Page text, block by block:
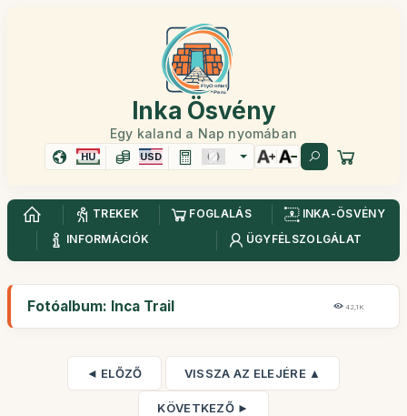
Inka Ösvény
Egy kaland a Nap nyomában
HU USD
TREKEK FOGLALÁS
INKA-ÖSVÉNY
INFORMÁCIÓK
ÜGYFÉLSZOLGÁLAT
Fotóalbum: Inca Trail 42,1K
◄ ELŐZŐ VISSZA AZ ELEJÉRE ▲
KÖVETKEZŐ ►